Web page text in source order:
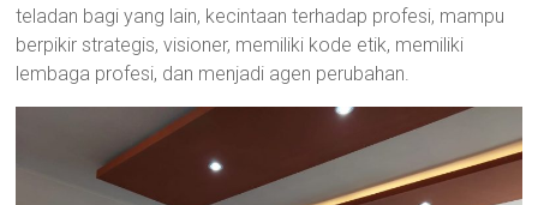
teladan bagi yang lain, kecintaan terhadap profesi, mampu
berpikir strategis, visioner, memiliki kode etik, memiliki
lembaga profesi, dan menjadi agen perubahan.